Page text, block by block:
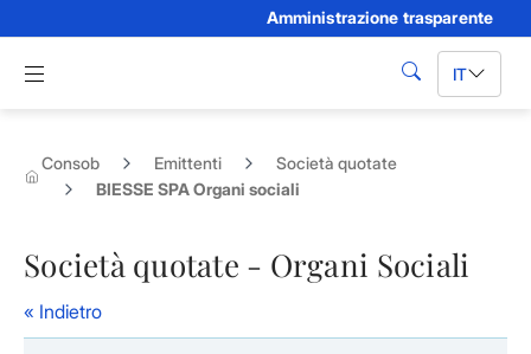
Amministrazione trasparente
Apri menu di navigazione
cerca IT
Consob Emittenti
Società quotate
BIESSE SPA Organi sociali
Società quotate - Organi Sociali
« Indietro